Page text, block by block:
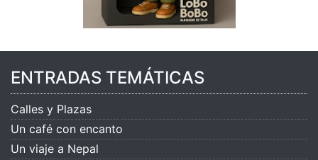
ENTRADAS TEMÁTICAS
Calles y Plazas
Un café con encanto
Un viaje a Nepal